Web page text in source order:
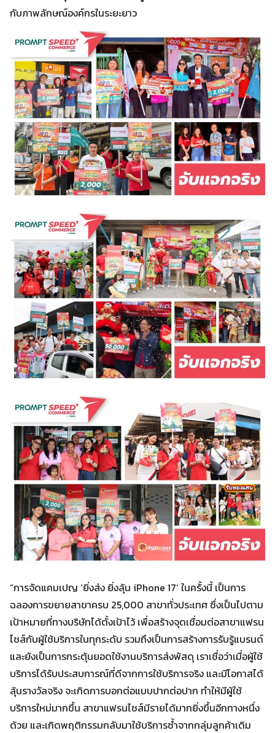
กับภาพลักษณ์องค์กรในระยะยาว
“การจัดแคมเปญ ‘ยิ่งส่ง ยิ่งลุ้น iPhone 17’ ในครั้งนี้ เป็นการ
ฉลองการขยายสาขาครบ 25,000 สาขาทั่วประเทศ ซึ่งเป็นไปตาม
เป้าหมายที่ทางบริษัทได้ตั้งเป้าไว้ เพื่อสร้างจุดเชื่อมต่อสาขาแฟรน
ไชส์กับผู้ใช้บริการในทุกระดับ รวมถึงเป็นการสร้างการรับรู้แบรนด์
และยังเป็นการกระตุ้นยอดใช้งานบริการส่งพัสดุ เราเชื่อว่าเมื่อผู้ใช้
บริการได้รับประสบการณ์ที่ดีจากการใช้บริการจริง และมีโอกาสได้
ลุ้นรางวัลจริง จะเกิดการบอกต่อแบบปากต่อปาก ทำให้มีผู้ใช้
บริการใหม่มากขึ้น สาขาแฟรนไชส์มีรายได้มากยิ่งขึ้นอีกทางหนึ่ง
ด้วย และเกิดพฤติกรรมกลับมาใช้บริการซ้ำจากกลุ่มลูกค้าเดิม